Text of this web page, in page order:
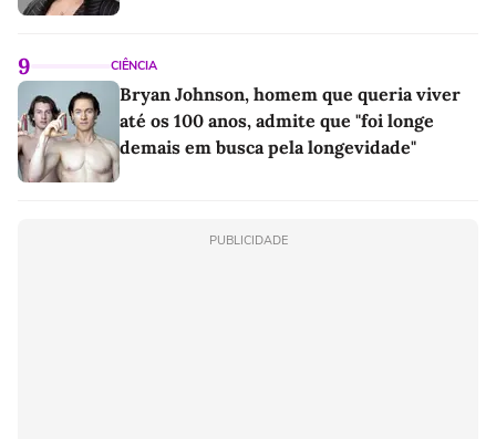
9 CIÊNCIA
Bryan Johnson, homem que queria viver
até os 100 anos, admite que "foi longe
demais em busca pela longevidade"
PUBLICIDADE